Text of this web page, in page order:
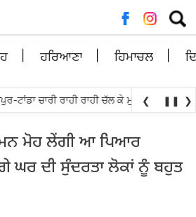
ਲਈ
ਖੋਜ:
ਹਰਿਆਣਾ ਹਿਮਾਚਲ
ਚਾਰੀ ਰਾਹੀ ਰਾਹੀ ਚੱਲ ਕੇ ਮੁੜ ਅਲਾਟ ਕਰਨ ਦੀ ਮੰਗ
❮ ❚❚ ❯
ਮੋਹ ਲੇਂਗੀ ਆ ਪਿਆਰ
ਘਰ ਦੀ ਸੁੰਦਰਤਾ ਲੋਕਾਂ ਨੂੰ ਬਹੁਤ